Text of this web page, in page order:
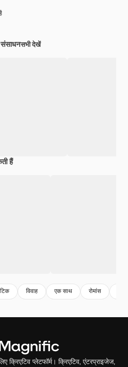
सभी देखें
हैं
विवाह एक साथ रोमांस
क्रिएटिव प्लेटफॉर्म। क्रिएटिव, एंटरप्राइजेज,